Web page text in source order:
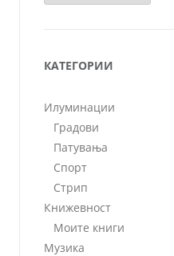
КАТЕГОРИИ
Илуминации
Градови
Патувања
Спорт
Стрип
Книжевност
Моите книги
Музика